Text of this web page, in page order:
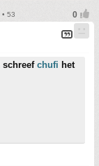
53
schreef chufi het